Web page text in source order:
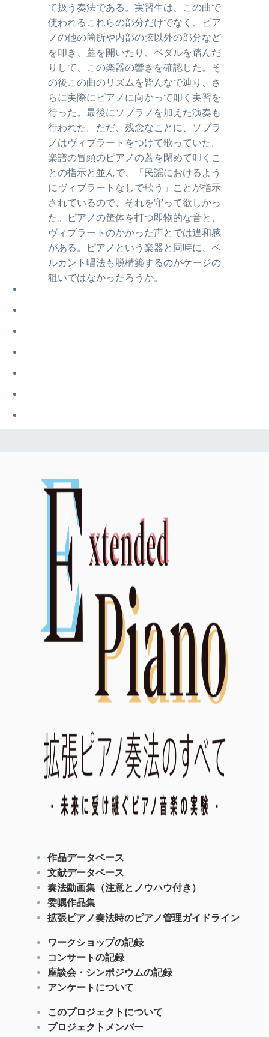
て扱う奏法である。実習生は、この曲で
使われるこれらの部分だけでなく、ピア
ノの他の箇所や内部の弦以外の部分など
を叩き、蓋を開いたり、ペダルを踏んだ
りして、この楽器の響きを確認した。そ
の後この曲のリズムを皆んなで辿り、さ
らに実際にピアノに向かって叩く実習を
行った。最後にソプラノを加えた演奏も
行われた。ただ、残念なことに、ソプラ
ノはヴィブラートをつけて歌っていた。
楽譜の冒頭のピアノの蓋を閉めて叩くこ
との指示と並んで、「民謡におけるよう
にヴィブラートなしで歌う」ことが指示
されているので、それを守って欲しかっ
た。ピアノの筐体を打つ即物的な音と、
ヴィブラートのかかった声とでは違和感
がある。ピアノという楽器と同時に、ベ
ルカント唱法も脱構築するのがケージの
狙いではなかったろうか。
作品データベース
文献データベース
奏法動画集（注意とノウハウ付き）
委嘱作品集
拡張ピアノ奏法時のピアノ管理ガイドライン
ワークショップの記録
コンサートの記録
座談会・シンポジウムの記録
アンケートについて
このプロジェクトについて
プロジェクトメンバー